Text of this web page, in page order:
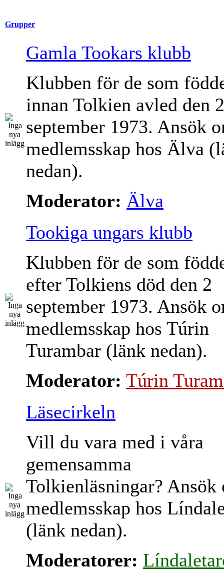
Grupper
Gamla Tookars klubb
Klubben för de som
innan Tolkien avled den 2
september 1973. Ansök
medlemsskap hos Älva
nedan).
Moderator: Älva
Tookiga ungars klubb
Klubben för de som
efter Tolkiens död den 2
september 1973. Ansök
medlemsskap hos Túrin
Turambar (länk nedan).
Moderator: Túrin
Läsecirkeln
Vill du vara med i våra
gemensamma
Tolkienläsningar? Ansök
medlemsskap hos
(länk nedan).
Moderatorer: